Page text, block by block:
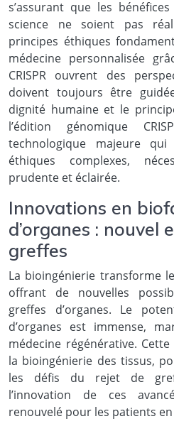
s’assurant que les
science ne soient pas
principes éthiques
médecine personnalisée
CRISPR ouvrent des
doivent toujours être
dignité humaine et le
l’édition génomique
technologique majeure
éthiques complexes,
prudente et éclairée.
Innovations en
d’organes : nouvel
greffes
La bioingénierie transforme
offrant de nouvelles
greffes d’organes. Le
d’organes est immense,
médecine régénérative.
la bioingénierie des tissus,
les défis du rejet de
l’innovation de ces
renouvelé pour les patients